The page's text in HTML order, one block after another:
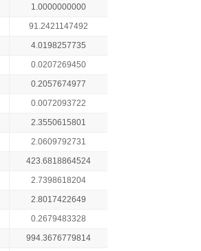
1.0000000000
91.2421147492
4.0198257735
0.0207269450
0.2057674977
0.0072093722
2.3550615801
2.0609792731
423.6818864524
2.7398618204
2.8017422649
0.2679483328
994.3676779814